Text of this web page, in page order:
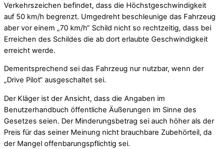
Verkehrszeichen befindet, dass die Höchstgeschwindigkeit
auf 50 km/h begrenzt. Umgedreht beschleunige das Fahrzeug
aber vor einem „70 km/h“ Schild nicht so rechtzeitig, dass bei
Erreichen des Schildes die ab dort erlaubte Geschwindigkeit
erreicht werde.
Dementsprechend sei das Fahrzeug nur nutzbar, wenn der
„Drive Pilot“ ausgeschaltet sei.
Der Kläger ist der Ansicht, dass die Angaben im
Benutzerhandbuch öffentliche Äußerungen im Sinne des
Gesetzes seien. Der Minderungsbetrag sei auch höher als der
Preis für das seiner Meinung nicht brauchbare Zubehörteil, da
der Mangel offenbarungspflichtig sei.